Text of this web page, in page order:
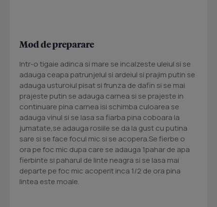
Mod de preparare
Intr-o tigaie adinca si mare se incalzeste uleiul si se
adauga ceapa patrunjelul si ardeiul si prajim putin se
adauga usturoiul pisat si frunza de dafin si se mai
prajeste putin se adauga carnea si se prajeste in
continuare pina carnea isi schimba culoarea se
adauga vinul si se lasa sa fiarba pina coboara la
jumatate,se adauga rosiile se da la gust cu putina
sare si se face focul mic si se acopera.Se fierbe o
ora pe foc mic dupa care se adauga 1pahar de apa
fierbinte si paharul de linte neagra si se lasa mai
departe pe foc mic acoperit inca 1/2 de ora pina
lintea este moale.